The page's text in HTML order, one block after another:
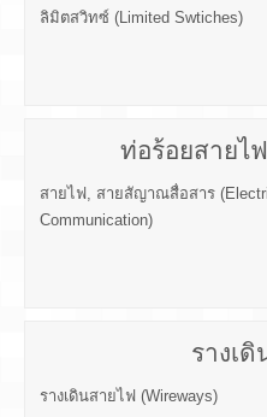
ลิมิตสวิทซ์ (Limited Swtiches)
ท่อร้อยสายไ
สายไฟ, สายสัญาณสื่อสาร
Communication)
รางเ
รางเดินสายไฟ (Wireways)